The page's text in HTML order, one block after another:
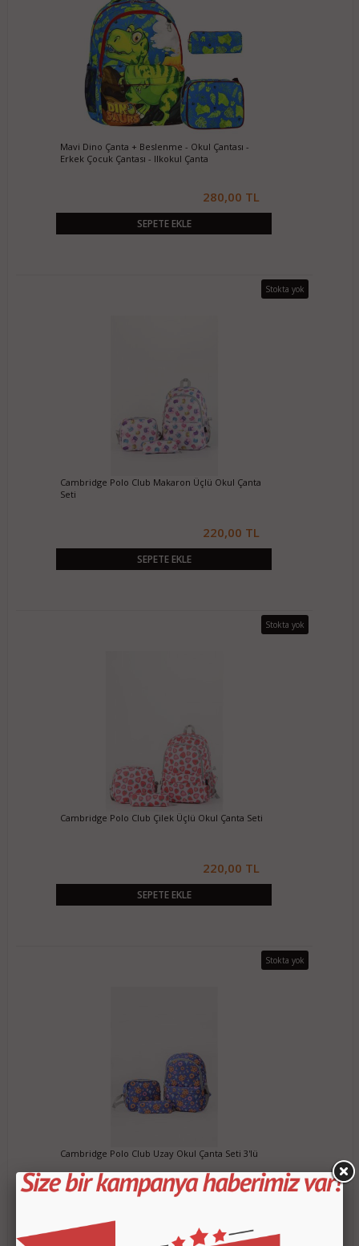
Mavi Dino Çanta + Beslenme - Okul Çantası -
Erkek Çocuk Çantası - Ilkokul Çanta
280,00 TL
SEPETE EKLE
Stokta yok
Cambridge Polo Club Makaron Üçlü Okul Çanta
Seti
220,00 TL
SEPETE EKLE
Stokta yok
Cambridge Polo Club Çilek Üçlü Okul Çanta Seti
220,00 TL
SEPETE EKLE
Stokta yok
Cambridge Polo Club Uzay Okul Çanta Seti 3'lü